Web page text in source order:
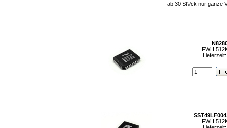
ab 30 St?ck nur ganze
FWH
FWH